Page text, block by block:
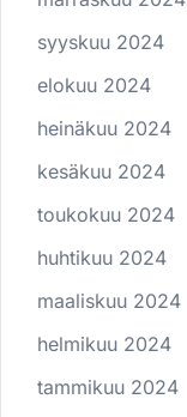
syyskuu 2024
elokuu 2024
heinäkuu 2024
kesäkuu 2024
toukokuu 2024
huhtikuu 2024
maaliskuu 2024
helmikuu 2024
tammikuu 2024